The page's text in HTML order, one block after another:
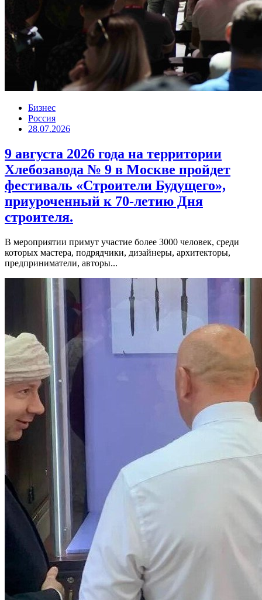
Бизнес
Россия
28.07.2026
9 августа 2026 года на территории
Хлебозавода № 9 в Москве пройдет
фестиваль «Строители Будущего»,
приуроченный к 70-летию Дня
строителя.
В мероприятии примут участие более 3000 человек, среди
которых мастера, подрядчики, дизайнеры, архитекторы,
предприниматели, авторы...